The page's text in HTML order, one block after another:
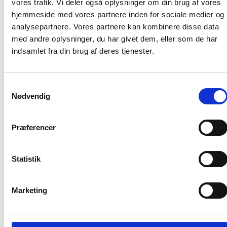
vores trafik. Vi deler også oplysninger om din brug af vores
hjemmeside med vores partnere inden for sociale medier og
analysepartnere. Vores partnere kan kombinere disse data
med andre oplysninger, du har givet dem, eller som de har
indsamlet fra din brug af deres tjenester.
Nødvendig
Præferencer
Statistik
Marketing
beregningen teknisk anderledes end ved varige tillæg,
hvilket ses i nedenstående tabel:
Èngangsvederlag 2003 2004 2005 2006
lønsum
Tillæg i kr.
Hvis beregningen i eksemplet i tabellen ikke bliver fulgt, får
overenskomsten, som vi også har bemærket i BL-
Med venlig hilsen